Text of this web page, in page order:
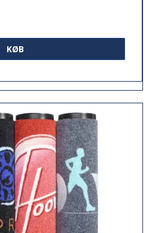
KØB